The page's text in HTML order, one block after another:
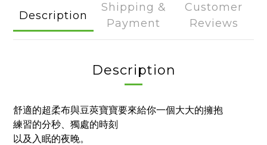
Description
Shipping &
Payment
Customer
Reviews
Description
舒適的超柔布與豆莢寶寶要來給你一個大大的擁抱
練習的分秒、獨處的時刻
以及入眠的夜晚。